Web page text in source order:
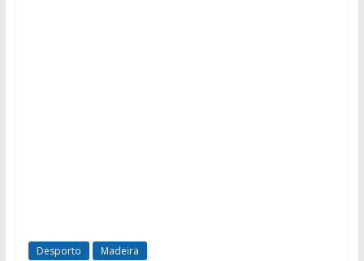
Desporto Madeira